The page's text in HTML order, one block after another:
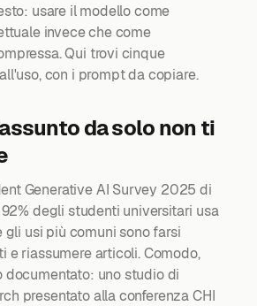
usare il modello come
invece che come
Qui trovi cinque
con i prompt da copiare.
da solo non ti
Generative AI Survey 2025 di
92% degli studenti universitari usa
gli usi più comuni sono farsi
e riassumere articoli. Comodo,
documentato: uno studio di
presentato alla conferenza CHI